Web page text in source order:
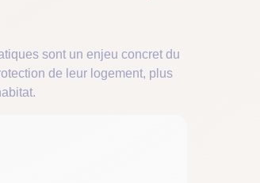
sont un enjeu concret du
de leur logement, plus